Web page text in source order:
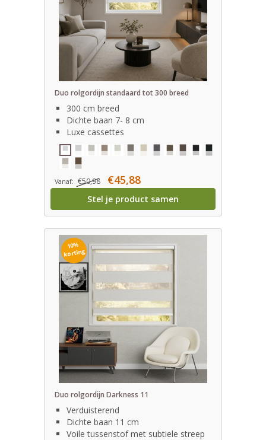
Duo rolgordijn standaard tot 300 breed
300 cm breed
Dichte baan 7- 8 cm
Luxe cassettes
Vanaf: €50,98 €45,88
Stel je product samen
10%
korting
Duo rolgordijn Darkness 11
Verduisterend
Dichte baan 11 cm
Voile tussenstof met subtiele streep